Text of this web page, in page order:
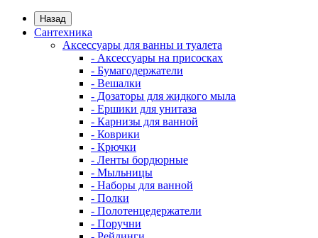
Назад
Сантехника
Аксессуары для ванны и туалета
- Аксессуары на присосках
- Бумагодержатели
- Вешалки
- Дозаторы для жидкого мыла
- Ершики для унитаза
- Карнизы для ванной
- Коврики
- Крючки
- Ленты бордюрные
- Мыльницы
- Наборы для ванной
- Полки
- Полотенцедержатели
- Поручни